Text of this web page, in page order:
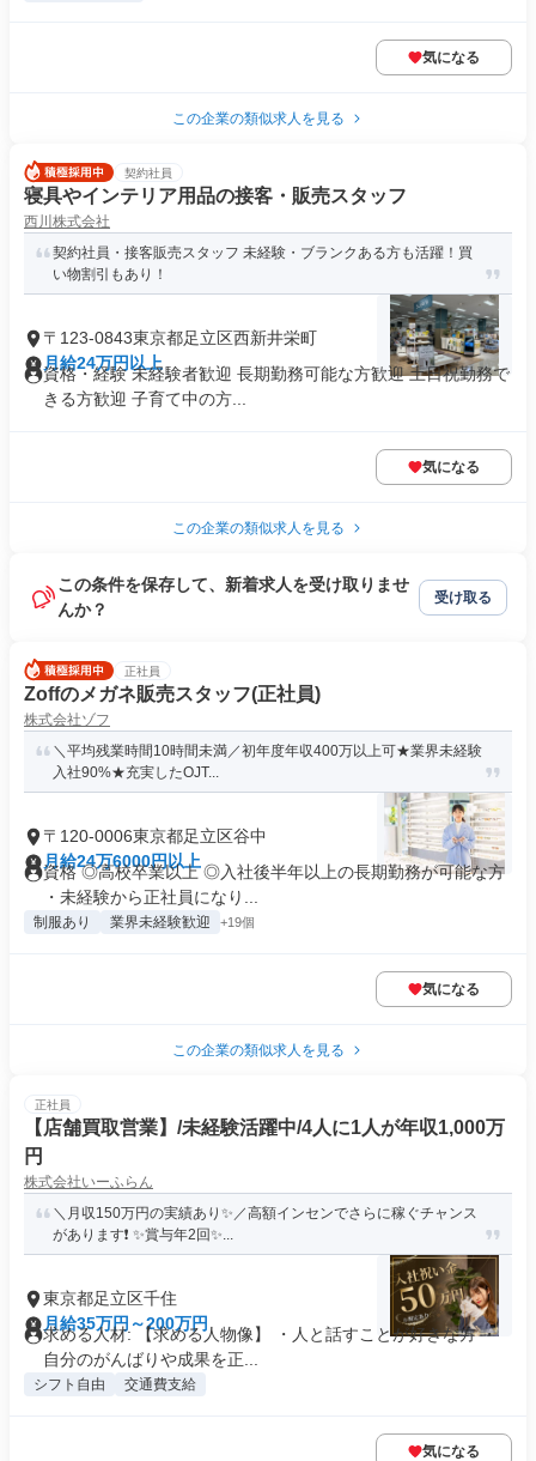
気になる
この企業の類似求人を見る
契約社員
寝具やインテリア用品の接客・販売スタッフ
西川株式会社
契約社員・接客販売スタッフ 未経験・ブランクある方も活躍！買
い物割引もあり！
〒123-0843東京都足立区西新井栄町
月給24万円以上
資格・経験 未経験者歓迎 長期勤務可能な方歓迎 土日祝勤務で
きる方歓迎 子育て中の方...
気になる
この企業の類似求人を見る
この条件を保存して、新着求人を受け取りませ
んか？
受け取る
正社員
Zoffのメガネ販売スタッフ(正社員)
株式会社ゾフ
＼平均残業時間10時間未満／初年度年収400万以上可★業界未経験
入社90%★充実したOJT...
〒120-0006東京都足立区谷中
月給24万6000円以上
資格 ◎高校卒業以上 ◎入社後半年以上の長期勤務が可能な方
・未経験から正社員になり...
制服あり 業界未経験歓迎 +19個
気になる
この企業の類似求人を見る
正社員
【店舗買取営業】/未経験活躍中/4人に1人が年収1,000万
円
株式会社いーふらん
＼月収150万円の実績あり✨／高額インセンでさらに稼ぐチャンス
があります❗ ✨賞与年2回✨...
東京都足立区千住
月給35万円～200万円
求める人材: 【求める人物像】 ・人と話すことが好きな方 ・
自分のがんばりや成果を正...
シフト自由 交通費支給
気になる